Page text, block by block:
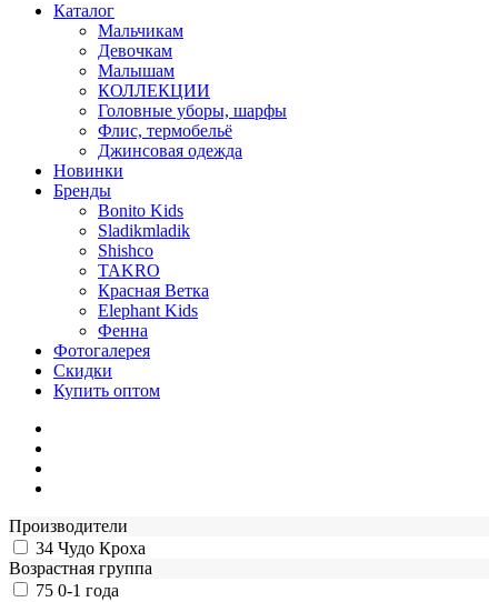
Каталог
Мальчикам
Девочкам
Малышам
КОЛЛЕКЦИИ
Головные уборы, шарфы
Флис, термобельё
Джинсовая одежда
Новинки
Бренды
Bonito Kids
Sladikmladik
Shishco
TAKRO
Красная Ветка
Elephant Kids
Фенна
Фотогалерея
Скидки
Купить оптом
Производители
34 Чудо Кроха
Возрастная группа
75 0-1 года